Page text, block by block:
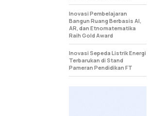
Inovasi Pembelajaran
Bangun Ruang Berbasis AI,
AR, dan Etnomatematika
Raih Gold Award
Inovasi Sepeda Listrik Energi
Terbarukan di Stand
Pameran Pendidikan FT